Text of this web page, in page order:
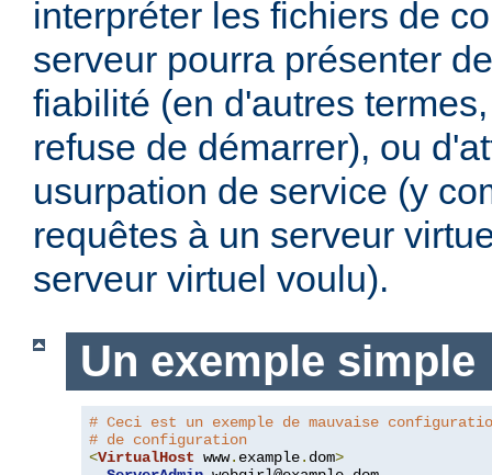
interpréter les fichiers de
serveur pourra présenter
fiabilité (en d'autres
refuse de démarrer), ou
usurpation de service (y
requêtes à un serveur
serveur virtuel voulu).
Un exemple simple
# Ceci est un exemple de mauvaise
# de configuration
<VirtualHost www. example. dom>